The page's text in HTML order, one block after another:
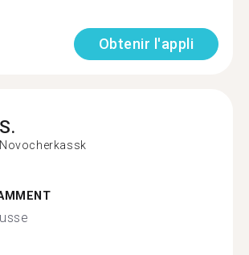
Obtenir l'appli
S.
Novocherkassk